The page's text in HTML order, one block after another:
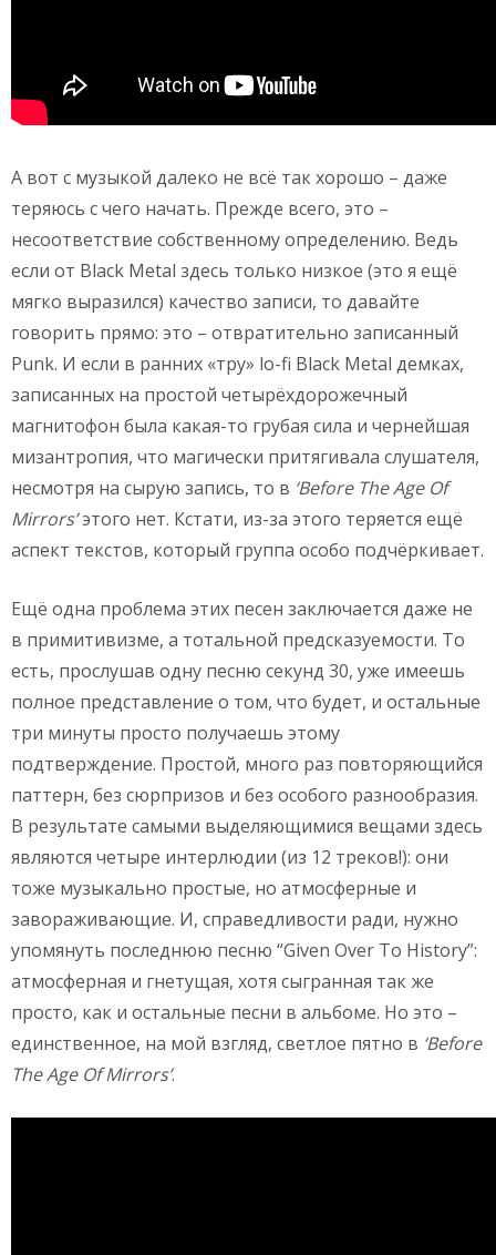
А вот с музыкой далеко не всё так хорошо – даже
теряюсь с чего начать. Прежде всего, это –
несоответствие собственному определению. Ведь
если от Black Metal здесь только низкое (это я ещё
мягко выразился) качество записи, то давайте
говорить прямо: это – отвратительно записанный
Punk. И если в ранних «тру» lo-fi Black Metal демках,
записанных на простой четырёхдорожечный
магнитофон была какая-то грубая сила и чернейшая
мизантропия, что магически притягивала слушателя,
несмотря на сырую запись, то в ‘Before TheAge Of
Mirrors’этого нет. Кстати, из-за этого теряется ещё
аспект текстов, который группа особо подчёркивает.
Ещё одна проблема этих песен заключается даже не
в примитивизме, а тотальной предсказуемости. То
есть, прослушав одну песню секунд 30, уже имеешь
полное представление о том, что будет, и остальные
три минуты просто получаешь этому
подтверждение. Простой, много раз повторяющийся
паттерн, без сюрпризов и без особого разнообразия.
В результате самыми выделяющимися вещами здесь
являются четыре интерлюдии (из 12 треков!): они
тоже музыкально простые, но атмосферные и
завораживающие. И, справедливости ради, нужно
упомянуть последнюю песню “Given Over To History”:
атмосферная и гнетущая, хотя сыгранная так же
просто, как и остальные песни в альбоме. Но это –
единственное, на мой взгляд, светлое пятно в ‘Before
TheAge OfMirrors’.